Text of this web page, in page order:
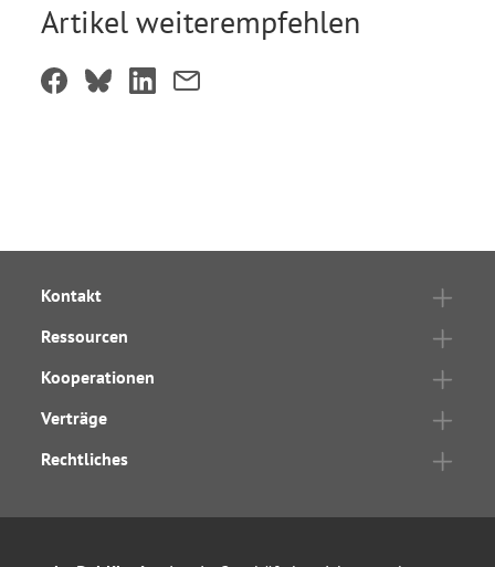
Artikel weiterempfehlen
Kontakt
Ressourcen
Kooperationen
Verträge
Rechtliches